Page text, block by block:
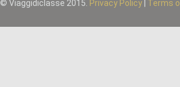
© Viaggidiclasse 2015. Privacy Policy Terms